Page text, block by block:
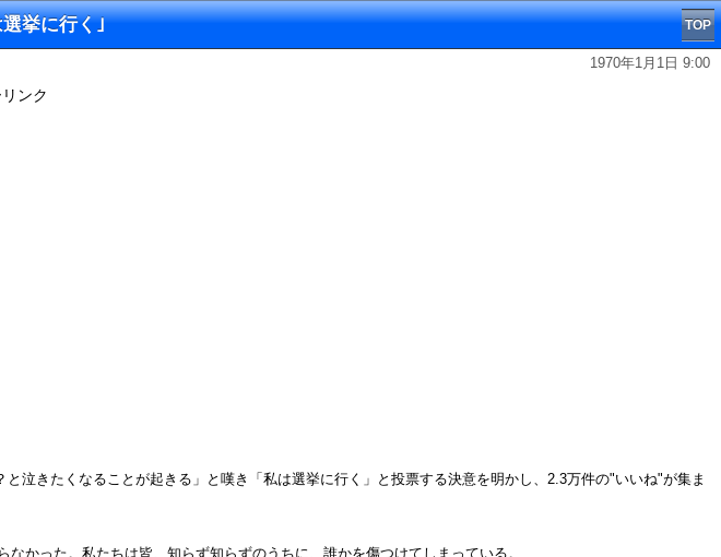
挙に行く｣ TOP
1970年1月1日 9:00
ンク
泣きたくなることが起きる」と嘆き「私は選挙に行く」と投票する決意を明かし、2.3万件の"いいね"が集ま
かった。私たちは皆、知らず知らずのうちに、誰かを傷つけてしまっている。